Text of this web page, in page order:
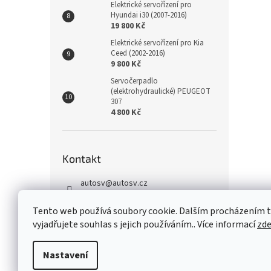
Tento web používá soubory cookie. Dalším procházením
vyjadřujete souhlas s jejich používáním.. Více informacízde
Nastavení
Elektrické servořízení pro
Hyundai i30 (2007-2016)
19 800 Kč
Elektrické servořízení pro Kia
Ceed (2002-2016)
9 800 Kč
Servočerpadlo
(elektrohydraulické) PEUGEOT
307
4 800 Kč
Kontakt
autosv@autosv.cz
+420 739 933 279